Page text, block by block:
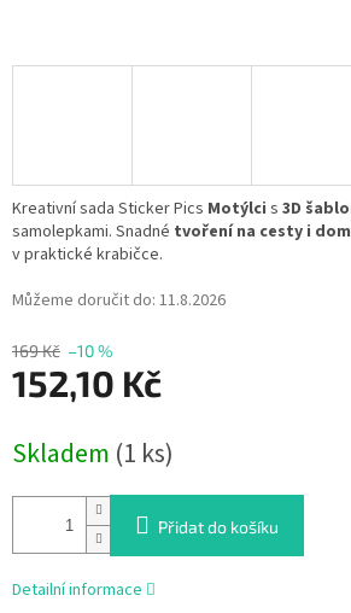
169 Kč –10 %
152,10 Kč
cena:
Skladem (1 ks)
Můžeme doručit do: 11.8.2026
Přidat do košíku
Kreativní sada Sticker Pics Motýlci s 3D
samolepkami. Snadné tvoření na cesty i
v praktické krabičce.
Detailní informace